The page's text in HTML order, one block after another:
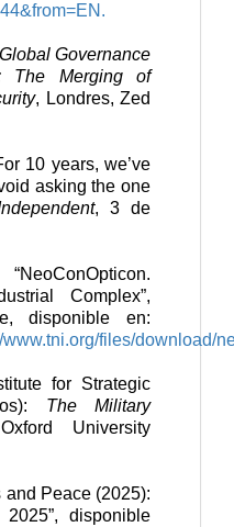
Global Governance
The Merging of
, Londres, Zed
10 years, we’ve
asking the one
, 3 de
Complex”,
disponible en:
www.tni.org/files/download/
for Strategic
The Military
University
and Peace (2025):
disponible